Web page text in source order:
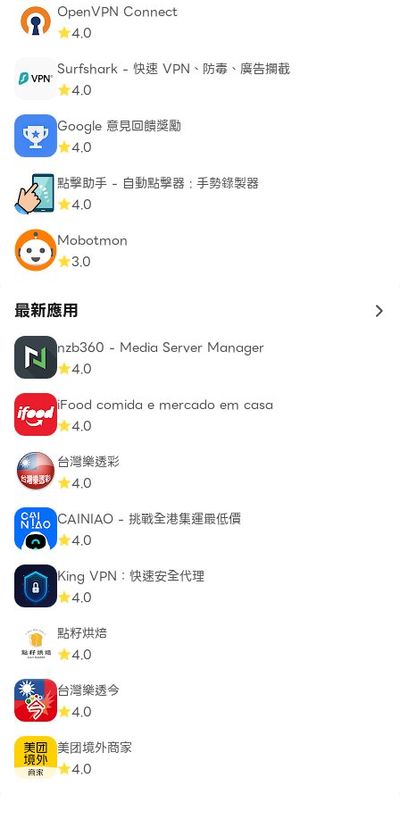
OpenVPN Connect
4.0
Surfshark - 快速 VPN、防毒、廣告攔截
4.0
Google 意見回饋獎勵
4.0
點擊助手 - 自動點擊器 : 手勢錄製器
4.0
Mobotmon
3.0
最新應用 to
nzb360 - Media Server Manager
4.0
iFood comida e mercado em casa
4.0
台灣樂透彩
4.0
CAINIAO - 挑戰全港集運最低價
4.0
King VPN：快速安全代理
4.0
點籽烘焙
4.0
台灣樂透今
4.0
美团境外商家
4.0